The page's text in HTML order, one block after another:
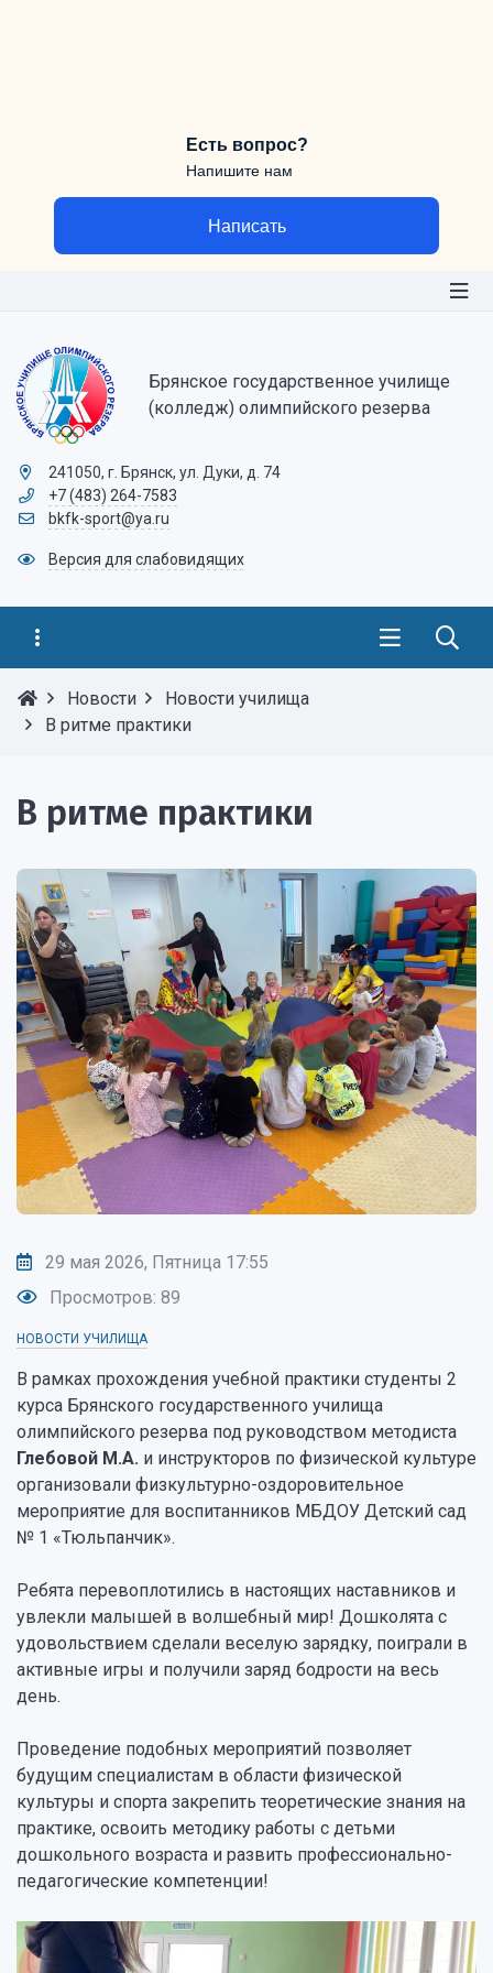
Есть вопрос?
Напишите нам
Написать
Брянское государственное училище
(колледж) олимпийского резерва
241050, г. Брянск, ул. Дуки, д. 74
+7 (483) 264-7583
bkfk-sport@ya.ru
Версия для слабовидящих
Новости
Новости училища
В ритме практики
В ритме практики
29 мая 2026, Пятница 17:55
Просмотров: 89
НОВОСТИ УЧИЛИЩА
В рамках прохождения учебной практики студенты 2
курса Брянского государственного училища
олимпийского резерва под руководством методиста
Глебовой М.А. и инструкторов по физической культуре
организовали физкультурно-оздоровительное
мероприятие для воспитанников МБДОУ Детский сад
№ 1 «Тюльпанчик».
Ребята перевоплотились в настоящих наставников и
увлекли малышей в волшебный мир! Дошколята с
удовольствием сделали веселую зарядку, поиграли в
активные игры и получили заряд бодрости на весь
день.
Проведение подобных мероприятий позволяет
будущим специалистам в области физической
культуры и спорта закрепить теоретические знания на
практике, освоить методику работы с детьми
дошкольного возраста и развить профессионально-
педагогические компетенции!